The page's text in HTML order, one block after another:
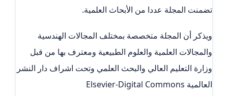
تضمنت المجلة عددا من الأبحاث العلمية.
ويذكر أن المجلة متخصصة بمختلف المجالات الهندسية
والمجالات العلمية والعلوم الطبيعية ومعترف بها من قبل
وزارة التعليم العالي والبحث العلمي وتحت اشراف دار النشر
العالمية Elsevier-Digital Commons